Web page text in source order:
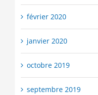
février 2020
janvier 2020
octobre 2019
septembre 2019